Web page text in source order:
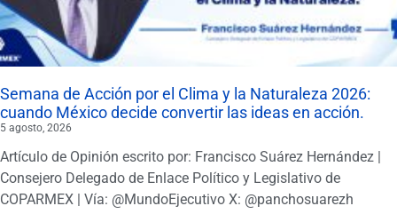
Semana de Acción por el Clima y la Naturaleza 2026:
cuando México decide convertir las ideas en acción.
5 agosto, 2026
Artículo de Opinión escrito por: Francisco Suárez Hernández |
Consejero Delegado de Enlace Político y Legislativo de
COPARMEX | Vía: @MundoEjecutivo X: @panchosuarezh